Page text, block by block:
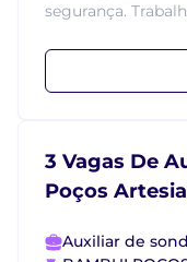
segurança.
3 Vagas De
Poços
Auxiliar de